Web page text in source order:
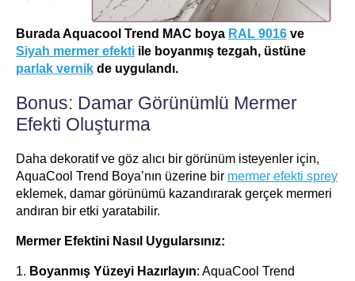
Burada Aquacool Trend MAC boya RAL 9016 ve
Siyah mermer efekti ile boyanmış tezgah, üstüne
parlak vernik de uygulandı.
Bonus: Damar Görünümlü Mermer
Efekti Oluşturma
Daha dekoratif ve göz alıcı bir görünüm isteyenler için,
AquaCool Trend Boya’nın üzerine bir mermer efekti sprey
eklemek, damar görünümü kazandırarak gerçek mermeri
andıran bir etki yaratabilir.
Mermer Efektini Nasıl Uygularsınız:
1. Boyanmış Yüzeyi Hazırlayın: AquaCool Trend